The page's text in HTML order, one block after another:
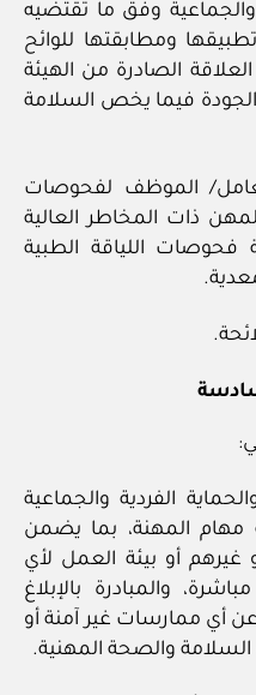
والجماعية وفق ما تقتضيه
ومطابقتها للوائح
الصادرة من الهيئة
فيما يخص السلامة
الموظف لفحوصات
ذات المخاطر العالية
اللياقة الطبية
الفردية والجماعية
المهنة، بما يضمن
أو بيئة العمل لأي
والمبادرة بالإبلاغ
أي ممارسات غير آمنة أو
والصحة المهنية.